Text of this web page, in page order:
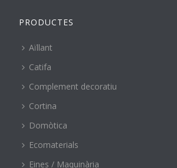
PRODUCTES
Aïllant
Catifa
Complement decoratiu
Cortina
Domòtica
Ecomaterials
Eines / Maquinària